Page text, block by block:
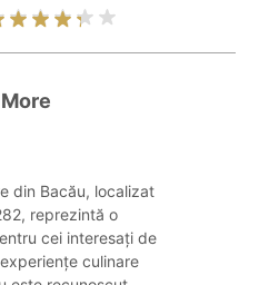
din Bacău, localizat
reprezintă o
cei interesați de
culinare